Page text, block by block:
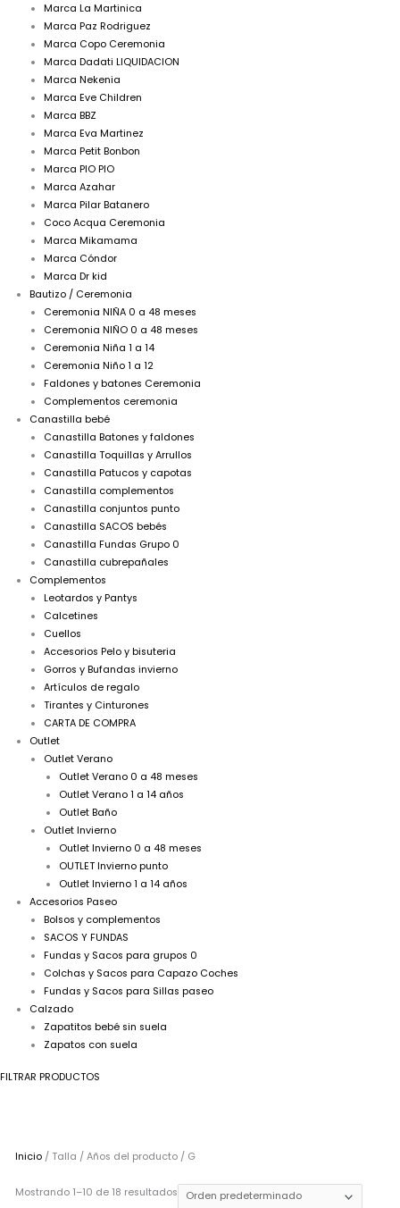
Marca La Martinica
Marca Paz Rodriguez
Marca Copo Ceremonia
Marca Dadati LIQUIDACION
Marca Nekenia
Marca Eve Children
Marca BBZ
Marca Eva Martinez
Marca Petit Bonbon
Marca PIO PIO
Marca Azahar
Marca Pilar Batanero
Coco Acqua Ceremonia
Marca Mikamama
Marca Cóndor
Marca Dr kid
Bautizo / Ceremonia
Ceremonia NIÑA 0 a 48 meses
Ceremonia NIÑO 0 a 48 meses
Ceremonia Niña 1 a 14
Ceremonia Niño 1 a 12
Faldones y batones Ceremonia
Complementos ceremonia
Canastilla bebé
Canastilla Batones y faldones
Canastilla Toquillas y Arrullos
Canastilla Patucos y capotas
Canastilla complementos
Canastilla conjuntos punto
Canastilla SACOS bebés
Canastilla Fundas Grupo 0
Canastilla cubrepañales
Complementos
Leotardos y Pantys
Calcetines
Cuellos
Accesorios Pelo y bisuteria
Gorros y Bufandas invierno
Artículos de regalo
Tirantes y Cinturones
CARTA DE COMPRA
Outlet
Outlet Verano
Outlet Verano 0 a 48 meses
Outlet Verano 1 a 14 años
Outlet Baño
Outlet Invierno
Outlet Invierno 0 a 48 meses
OUTLET Invierno punto
Outlet Invierno 1 a 14 años
Accesorios Paseo
Bolsos y complementos
SACOS Y FUNDAS
Fundas y Sacos para grupos 0
Colchas y Sacos para Capazo Coches
Fundas y Sacos para Sillas paseo
Calzado
Zapatitos bebé sin suela
Zapatos con suela
FILTRAR PRODUCTOS
Inicio/ Talla / Años del producto / G
Mostrando 1–10 de 18 resultados